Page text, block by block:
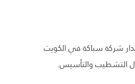
شركة سباكة في الكويت
التشطيب والتأسيس.